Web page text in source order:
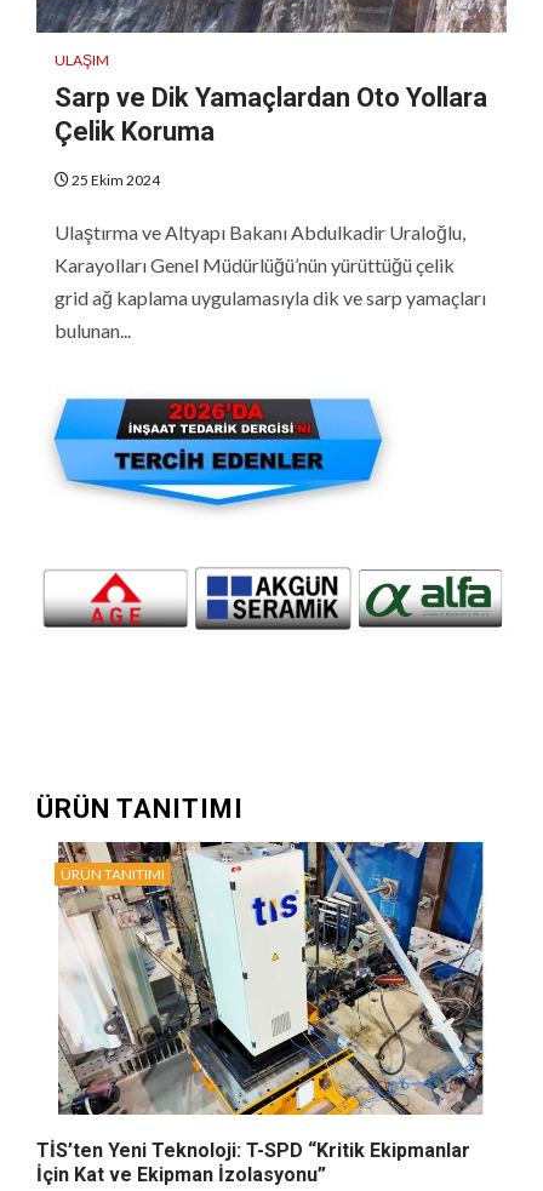
ULAŞIM
Sarp ve Dik Yamaçlardan Oto Yollara
Çelik Koruma
25 Ekim 2024
Ulaştırma ve Altyapı Bakanı Abdulkadir Uraloğlu,
Karayolları Genel Müdürlüğü’nün yürüttüğü çelik
grid ağ kaplama uygulamasıyla dik ve sarp yamaçları
bulunan...
ÜRÜN TANITIMI
ÜRÜN TANITIMI
TİS’ten Yeni Teknoloji: T-SPD “Kritik Ekipmanlar
İçin Kat ve Ekipman İzolasyonu”